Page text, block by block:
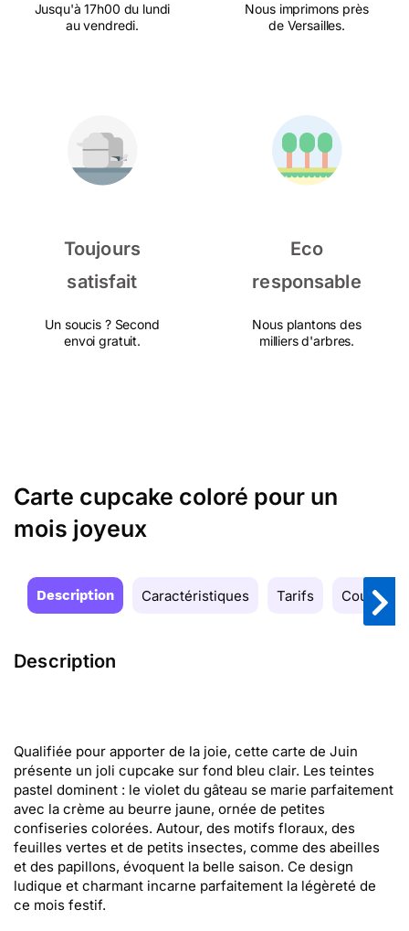
Jusqu'à 17h00 du lundi
au vendredi.
Nous imprimons près
de Versailles.
Toujours
satisfait
Un soucis ? Second
envoi gratuit.
Eco
responsable
Nous plantons des
milliers d'arbres.
Carte cupcake coloré pour un
mois joyeux
Description Caractéristiques Tarifs Couleurs
Description
Qualifiée pour apporter de la joie, cette carte de Juin
présente un joli cupcake sur fond bleu clair. Les teintes
pastel dominent : le violet du gâteau se marie parfaitement
avec la crème au beurre jaune, ornée de petites
confiseries colorées. Autour, des motifs floraux, des
feuilles vertes et de petits insectes, comme des abeilles
et des papillons, évoquent la belle saison. Ce design
ludique et charmant incarne parfaitement la légèreté de
ce mois festif.